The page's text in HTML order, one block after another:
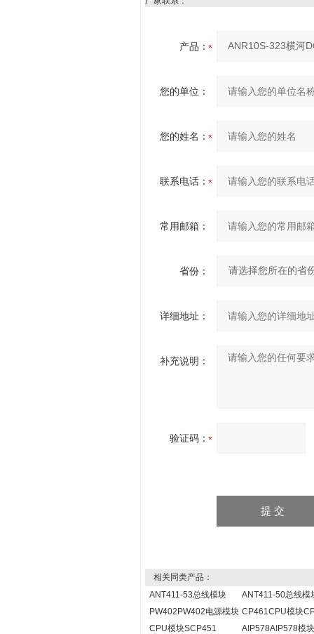
产品：
您的单位：
您的姓名：
联系电话：
常用邮箱：
省份：
详细地址：
补充说明：
验证码：
相关同类产品：
ANT411-53总线模块
ANT411-50总线模
PW402PW402电源模块 CP461CPU模块
CPU模块SCP451
AIP578AIP578模块